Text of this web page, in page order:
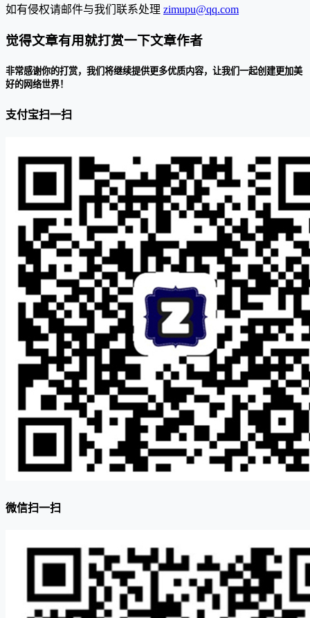
如有侵权请邮件与我们联系处理 zimupu@qq.com
觉得文章有用就打赏一下文章作者
非常感谢你的打赏，我们将继续提供更多优质内容，让我们一起创建更加美
好的网络世界！
支付宝扫一扫
微信扫一扫